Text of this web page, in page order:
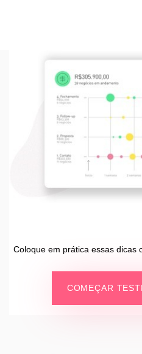
Coloque em prática essas dicas
COMEÇAR